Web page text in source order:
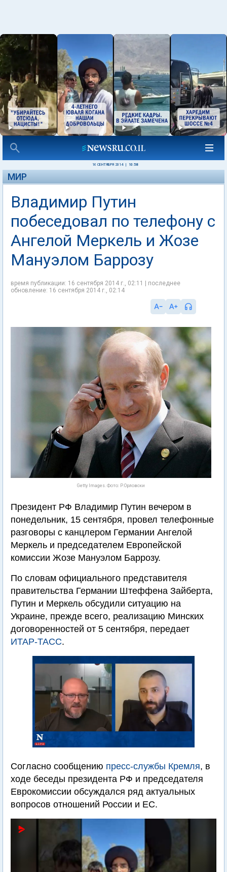
16 СЕНТЯБРЯ 2014 10:58
МИР
Владимир Путин
побеседовал по телефону с
Ангелой Меркель и Жозе
Мануэлом Баррозу
время публикации: 16 сентября 2014 г., 02:11 | последнее
обновление: 16 сентября 2014 г., 02:14
Getty Images. Фото: Р.Орловски
Президент РФ Владимир Путин вечером в
понедельник, 15 сентября, провел телефонные
разговоры с канцлером Германии Ангелой
Меркель и председателем Европейской
комиссии Жозе Мануэлом Баррозу.
По словам официального представителя
правительства Германии Штеффена Зайберта,
Путин и Меркель обсудили ситуацию на
Украине, прежде всего, реализацию Минских
договоренностей от 5 сентября, передает
ИТАР-ТАСС.
Согласно сообщению пресс-службы Кремля, в
ходе беседы президента РФ и председателя
Еврокомиссии обсуждался ряд актуальных
вопросов отношений России и ЕС.